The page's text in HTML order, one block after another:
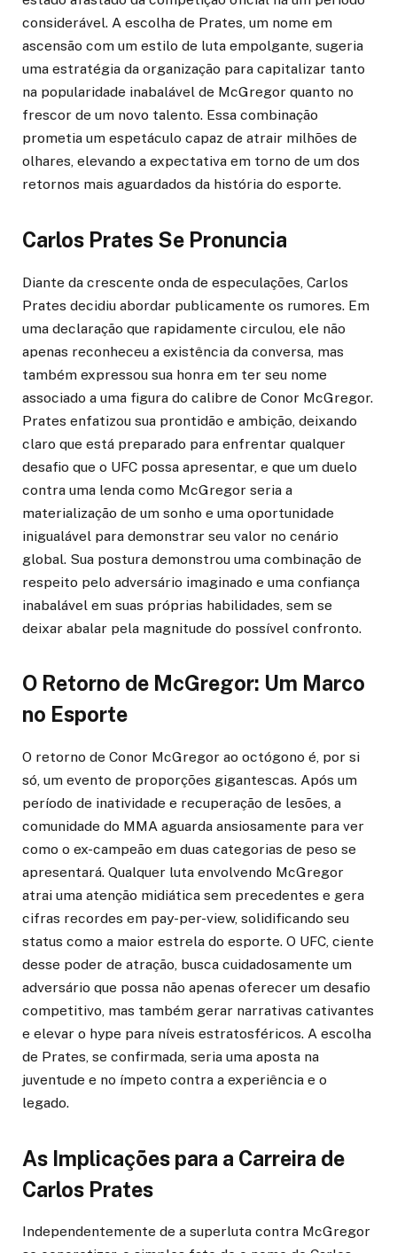
considerável. A escolha de Prates, um nome em
ascensão com um estilo de luta empolgante, sugeria
uma estratégia da organização para capitalizar tanto
na popularidade inabalável de McGregor quanto no
frescor de um novo talento. Essa combinação
prometia um espetáculo capaz de atrair milhões de
olhares, elevando a expectativa em torno de um dos
retornos mais aguardados da história do esporte.
Carlos Prates Se Pronuncia
Diante da crescente onda de especulações, Carlos
Prates decidiu abordar publicamente os rumores. Em
uma declaração que rapidamente circulou, ele não
apenas reconheceu a existência da conversa, mas
também expressou sua honra em ter seu nome
associado a uma figura do calibre de Conor McGregor.
Prates enfatizou sua prontidão e ambição, deixando
claro que está preparado para enfrentar qualquer
desafio que o UFC possa apresentar, e que um duelo
contra uma lenda como McGregor seria a
materialização de um sonho e uma oportunidade
inigualável para demonstrar seu valor no cenário
global. Sua postura demonstrou uma combinação de
respeito pelo adversário imaginado e uma confiança
inabalável em suas próprias habilidades, sem se
deixar abalar pela magnitude do possível confronto.
O Retorno de McGregor: Um Marco
no Esporte
O retorno de Conor McGregor ao octógono é, por si
só, um evento de proporções gigantescas. Após um
período de inatividade e recuperação de lesões, a
comunidade do MMA aguarda ansiosamente para ver
como o ex-campeão em duas categorias de peso se
apresentará. Qualquer luta envolvendo McGregor
atrai uma atenção midiática sem precedentes e gera
cifras recordes em pay-per-view, solidificando seu
status como a maior estrela do esporte. O UFC, ciente
desse poder de atração, busca cuidadosamente um
adversário que possa não apenas oferecer um desafio
competitivo, mas também gerar narrativas cativantes
e elevar o hype para níveis estratosféricos. A escolha
de Prates, se confirmada, seria uma aposta na
juventude e no ímpeto contra a experiência e o
legado.
As Implicações para a Carreira de
Carlos Prates
Independentemente de a superluta contra McGregor